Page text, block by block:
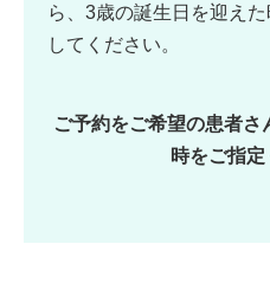
ら、3歳の誕生日を迎え
してください。
ご予約をご希望の患者さ
時をご指定